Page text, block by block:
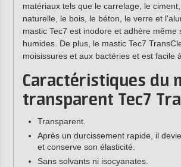
matériaux tels que le carrelage, le
naturelle, le bois, le béton, le verre et
mastic Tec7 est inodore et adhère même
humides. De plus, le mastic Tec7
moisissures et aux bactéries et est facile
Caractéristiques du
transparent Tec7
Transparent.
Après un durcissement rapide, il
et conserve son élasticité.
Sans solvants ni isocyanates.